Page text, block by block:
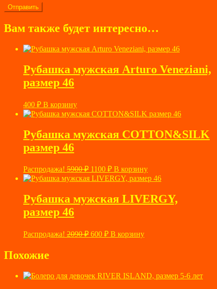
Вам также будет интересно…
Рубашка мужская Arturo Veneziani,
размер 46
400 ₽ В корзину
Рубашка мужская COTTON&SILK
размер 46
Распродажа! 5900₽ Первоначальная
цена
составляла
1100 ₽Текущая
цена:
В корзину
Рубашка мужская LIVERGY,
размер 46
Распродажа! 2090₽ Первоначальная
600 ₽Текущая
цена:
В корзину
Похожие